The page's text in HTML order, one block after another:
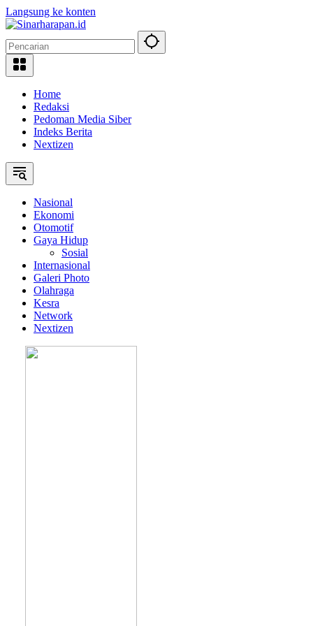
Langsung ke konten
Home
Redaksi
Pedoman Media Siber
Indeks Berita
Nextizen
Nasional
Ekonomi
Otomotif
Gaya Hidup
Sosial
Internasional
Galeri Photo
Olahraga
Kesra
Network
Nextizen